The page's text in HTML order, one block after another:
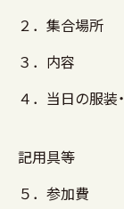
２．集合場所
３．内容 鏡
４．当日の服装
エプロン
記用具等
５．参加費 材